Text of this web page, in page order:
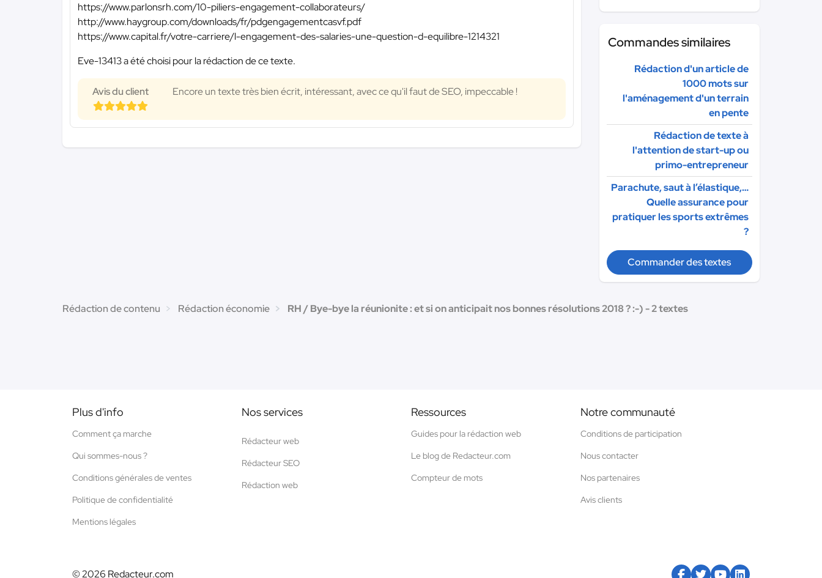
https://www.parlonsrh.com/10-piliers-engagement-collaborateurs/
http://www.haygroup.com/downloads/fr/pdgengagementcasvf.pdf
https://www.capital.fr/votre-carriere/l-engagement-des-salaries-une-question-d-equilibre-1214321
Eve-13413 a été choisi pour la rédaction de ce texte.
Avis du client Encore un texte très bien écrit, intéressant, avec ce qu'il faut de SEO, impeccable !
Commandes similaires
Rédaction d'un article de
1000 mots sur
l'aménagement d'un terrain
en pente
Rédaction de texte à
l'attention de start-up ou
primo-entrepreneur
Parachute, saut à l’élastique,…
Quelle assurance pour
pratiquer les sports extrêmes
?
Commander des textes
Rédaction de contenu Rédaction économie RH / Bye-bye la réunionite : et si on anticipait nos bonnes résolutions 2018 ? :-) - 2 textes
Plus d'info
Comment ça marche
Qui sommes-nous ?
Conditions générales de ventes
Politique de confidentialité
Mentions légales
Nos services
Rédacteur web
Rédacteur SEO
Rédaction web
Ressources
Guides pour la rédaction web
Le blog de Redacteur.com
Compteur de mots
Notre communauté
Conditions de participation
Nous contacter
Nos partenaires
Avis clients
© 2026 Redacteur.com